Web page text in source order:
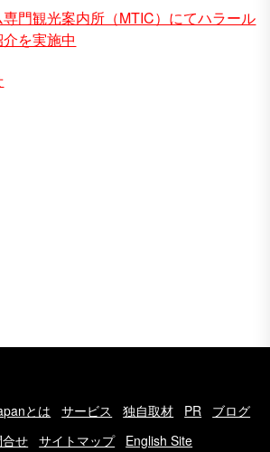
門観光案内所（MTIC）にてハラール
を実施中
とは サービス 独自取材 PR
ブログ
せ サイトマップ English Site